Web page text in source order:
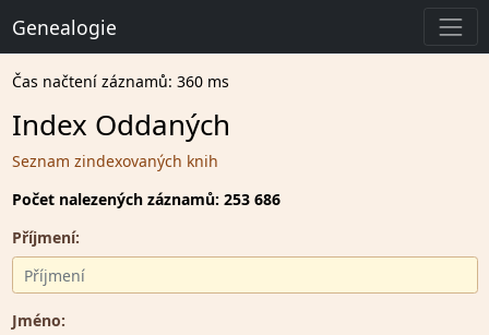
Genealogie
Čas načtení záznamů: 360 ms
Index Oddaných
Seznam zindexovaných knih
Počet nalezených záznamů: 253 686
Příjmení:
Jméno: